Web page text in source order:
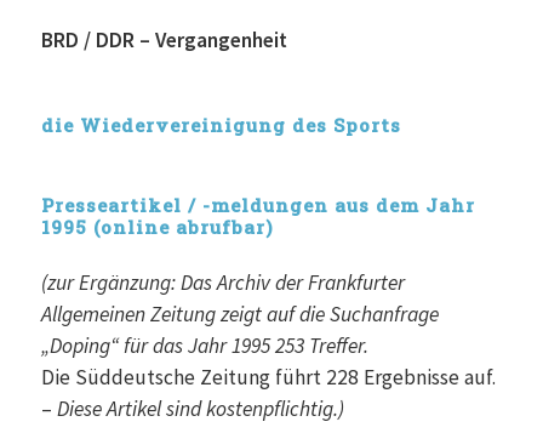
BRD / DDR – Vergangenheit
die Wiedervereinigung des Sports
Presseartikel / -meldungen aus dem Jahr
1995 (online abrufbar)
(zur Ergänzung: Das Archiv der Frankfurter
Allgemeinen Zeitung zeigt auf die Suchanfrage
„Doping“ für das Jahr 1995 253 Treffer.
Die Süddeutsche Zeitung führt 228 Ergebnisse auf.
–Diese Artikel sind kostenpflichtig.)